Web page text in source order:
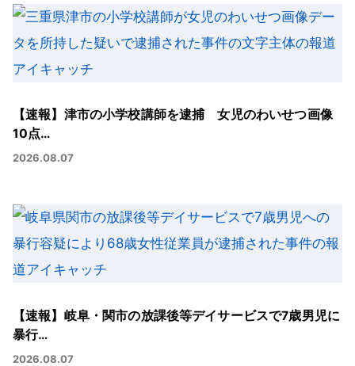
【速報】津市の小学校講師を逮捕 女児のわいせつ画像
10点…
2026.08.07
【速報】岐阜・関市の放課後等デイサービスで7歳男児に
暴行…
2026.08.07